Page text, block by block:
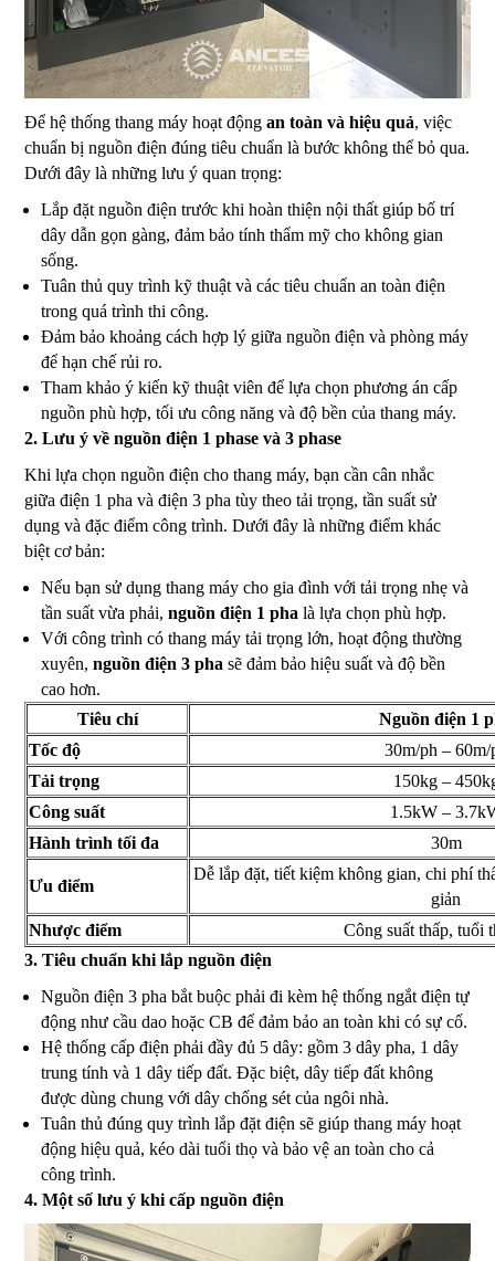
Để hệ thống thang máy hoạt độngan toàn và hiệu quả, việc
chuẩn bị nguồn điện đúng tiêu chuẩn là bước không thể bỏ qua.
Dưới đây là những lưu ý quan trọng:
Lắp đặt nguồn điện trước khi hoàn thiện nội thất giúp bố trí
dây dẫn gọn gàng, đảm bảo tính thẩm mỹ cho không gian
sống.
Tuân thủ quy trình kỹ thuật và các tiêu chuẩn an toàn điện
trong quá trình thi công.
Đảm bảo khoảng cách hợp lý giữa nguồn điện và phòng máy
để hạn chế rủi ro.
Tham khảo ý kiến kỹ thuật viên để lựa chọn phương án cấp
nguồn phù hợp, tối ưu công năng và độ bền của thang máy.
2. Lưu ý về nguồn điện 1 phase và 3 phase
Khi lựa chọn nguồn điện cho thang máy, bạn cần cân nhắc
giữa điện 1 pha và điện 3 pha tùy theo tải trọng, tần suất sử
dụng và đặc điểm công trình. Dưới đây là những điểm khác
biệt cơ bản:
Nếu bạn sử dụng thang máy cho gia đình với tải trọng nhẹ và
tần suất vừa phải,nguồn điện 1 pha là lựa chọn phù hợp.
Với công trình có thang máy tải trọng lớn, hoạt động thường
xuyên,nguồn điện 3 pha sẽ đảm bảo hiệu suất và độ bền
cao hơn.
Tiêu chí
Nguồn điện 1
Tốc độ
30m/ph – 60m/
Tải trọng
150kg –
Công suất
1.5kW –
Hành trình tối đa
30m
Ưu điểm
Dễ lắp đặt, tiết kiệm không gian, chi phí
giản
Nhược điểm
Công suất thấp, tuổi
3. Tiêu chuẩn khi lắp nguồn điện
Nguồn điện 3 pha bắt buộc phải đi kèm hệ thống ngắt điện tự
động như cầu dao hoặc CB để đảm bảo an toàn khi có sự cố.
Hệ thống cấp điện phải đầy đủ 5 dây: gồm 3 dây pha, 1 dây
trung tính và 1 dây tiếp đất. Đặc biệt, dây tiếp đất không
được dùng chung với dây chống sét của ngôi nhà.
Tuân thủ đúng quy trình lắp đặt điện sẽ giúp thang máy hoạt
động hiệu quả, kéo dài tuổi thọ và bảo vệ an toàn cho cả
công trình.
4. Một số lưu ý khi cấp nguồn điện